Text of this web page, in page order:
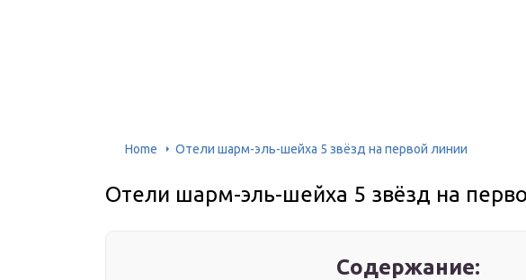
Home Отели шарм-эль-шейха 5 звёзд на первой линии
Отели шарм-эль-шейха 5 звёзд на
Содержание: